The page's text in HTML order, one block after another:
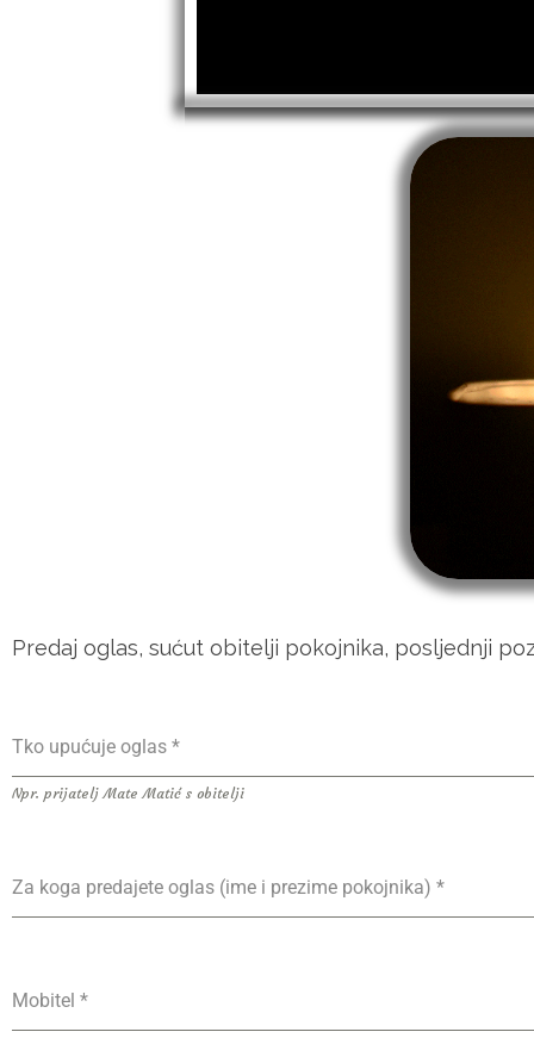
Predaj oglas, sućut obitelji pokojnika, posljednji
Tko upućuje oglas *
Npr. prijatelj Mate Matić s obitelji
Za koga predajete oglas (ime i prezime pokojnika) *
Mobitel *